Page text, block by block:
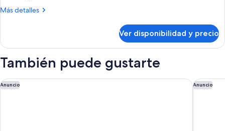
View,
Más detalles
Más
Panoramic
City
High
Floor
Ver disponibilidad y precio
También puede gustarte
Anuncio
Hilton Singapore Orchard Anuncio
M Hotel